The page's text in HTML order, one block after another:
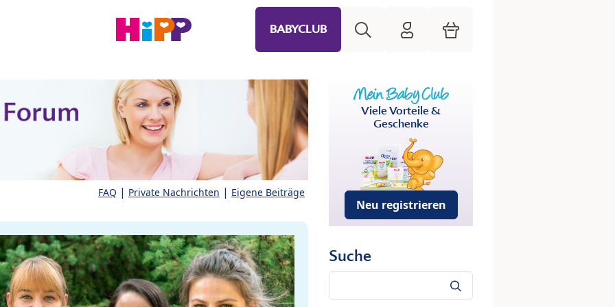
BABYCLUB HiPP Mein Babyclub
Warenkorb
FAQ | Private Nachrichten | Eigene Beiträge
Viele Vorteile &
Geschenke
Neu registrieren
Suche